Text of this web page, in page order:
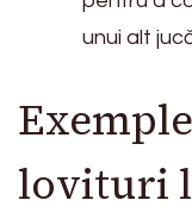
unui alt
lovituri